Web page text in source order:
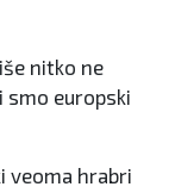
nitko ne
smo europski
veoma hrabri